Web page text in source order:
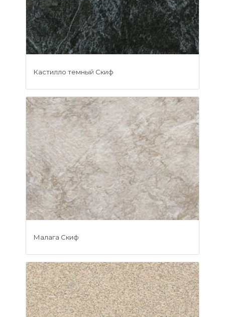
Кастилло темный Скиф
Малага Скиф